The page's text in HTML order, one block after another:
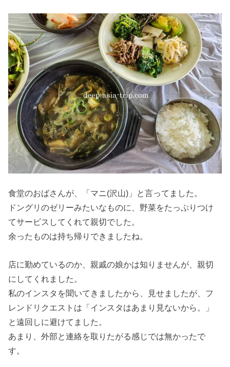
食堂のおばさんが、「マニ(沢山)」と言ってました。
ドングリのゼリーみたいなものに、野菜をたっぷりつけ
てサービスしてくれて親切でした。
余ったものは持ち帰りできましたね。
店に勤めているのか、親戚の娘かは知りませんが、親切
にしてくれました。
私のインスタを聞いてきましたから、見せましたが、フ
レンドリクエストは「インスタはあまり見ないから。」
と遠回しに避けてました。
あまり、外部と連絡を取りたがる感じでは無かったで
す。